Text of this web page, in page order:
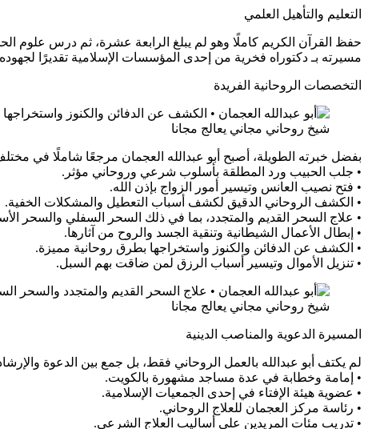
التعليم والتأهيل العلمي
حفظ القرآن الكريم كاملًا وهو لم يبلغ الرابعة عشرة، ثم درس علوم
مسيرته بـ دكتوراه فخرية من إحدى المؤسسات الإسلامية تقديرًا
التخصصات الروحانية الفريدة
شيخ روحاني مجاني يعالج مجانا
بفضل خبرته الطويلة، أصبح أبو عبدالله العجمان مرجعًا شاملًا في
• جلب الحبيب ورد المطلقة بأسلوب شرعي وروحاني مؤثر.
• فتح نصيب العانس وتيسير أمور الزواج بإذن الله.
• الكشف الروحاني الدقيق لكشف أسباب التعطيل والمشكلات الخفية.
• علاج السحر القديم والمتجدد، بما في ذلك السحر السفلي والسحر
• إبطال الأعمال الشيطانية وتنقية الجسد والروح من آثارها.
• الكشف عن الدفائن والكنوز واستخراجها بطرق روحانية مميزة.
• تنزيل الأموال وتيسير أسباب الرزق لمن ضاقت بهم السبل.
شيخ روحاني مجاني يعالج مجانا
المسيرة الدعوية والمناصب الدينية
لم يكتف أبو عبدالله بالعمل الروحاني فقط، بل جمع بين الدعوة
• إمامة وخطابة في عدة مساجد مشهورة بالكويت.
• عضوية هيئة الإفتاء في إحدى الجمعيات الإسلامية.
• رئاسة مركز العجمان للعلاج الروحاني.
• تدريب مئات المريدين على أساليب العلاج الشرعي.